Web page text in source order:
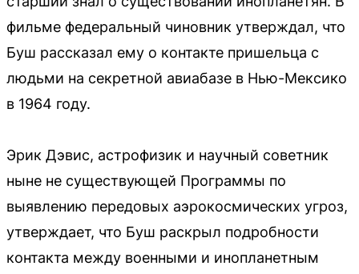
фильме федеральный чиновник утверждал, что
Буш рассказал ему о контакте пришельца с
людьми на секретной авиабазе в Нью-Мексико
в 1964 году.
Эрик Дэвис, астрофизик и научный советник
ныне не существующей Программы по
выявлению передовых аэрокосмических угроз,
утверждает, что Буш раскрыл подробности
контакта между военными и инопланетным